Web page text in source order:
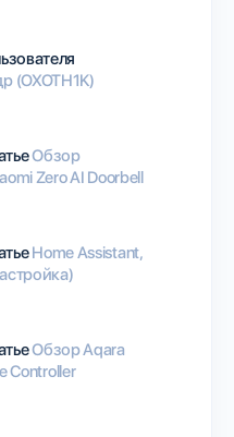
(OXOTH1K)
Обзор
Zero AI Doorbell
Home Assistant,
Обзор Aqara
Controller